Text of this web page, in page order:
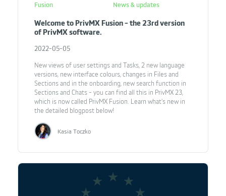
Fusion News & updates
Welcome to PrivMX Fusion - the 23rd version
of PrivMX software.
2022-05-05
New views of user settings and Tasks, 2 new language
versions, new interface colours, changes in Files and
Sections and in the onboarding, new search function in
Sections and Chats - you can find all this in PrivMX 23,
which is now called PrivMX Fusion. Learn what's new in
the detailed blogpost below!
Kasia Toczko